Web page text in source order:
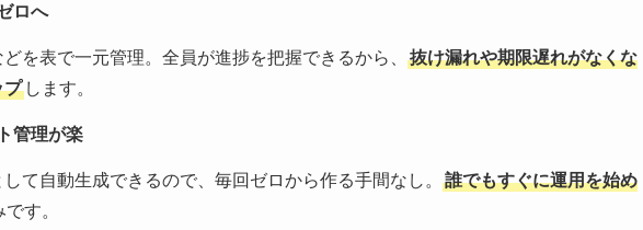
ロへ
を表で一元管理。全員が進捗を把握できるから、
抜け漏れや期限遅れがなくな
プ します。
管理が楽
て自動生成できるので、毎回ゼロから作る手間なし。
誰でもすぐに運用を始め
す。